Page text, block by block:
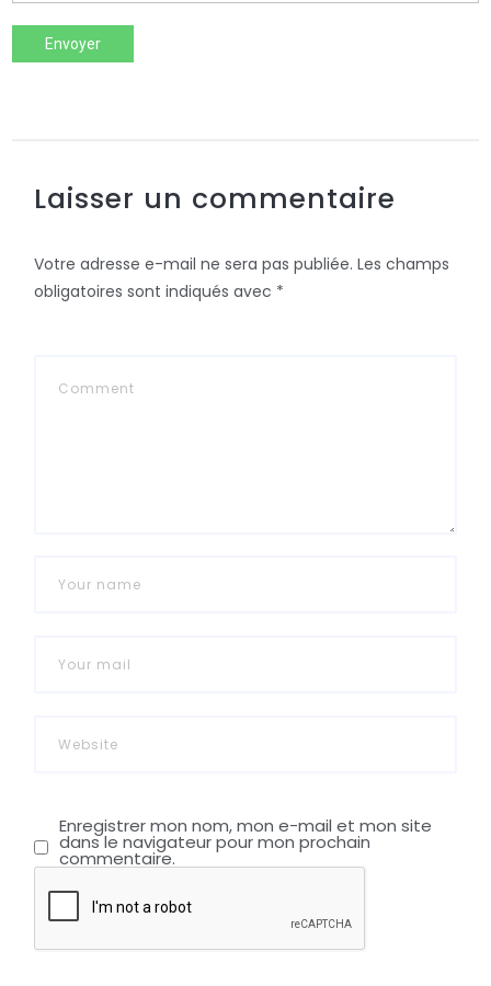
Envoyer
Laisser un commentaire
Votre adresse e-mail ne sera pas publiée. Les champs
obligatoires sont indiqués avec *
Enregistrer mon nom, mon e-mail et mon site
dans le navigateur pour mon prochain
commentaire.